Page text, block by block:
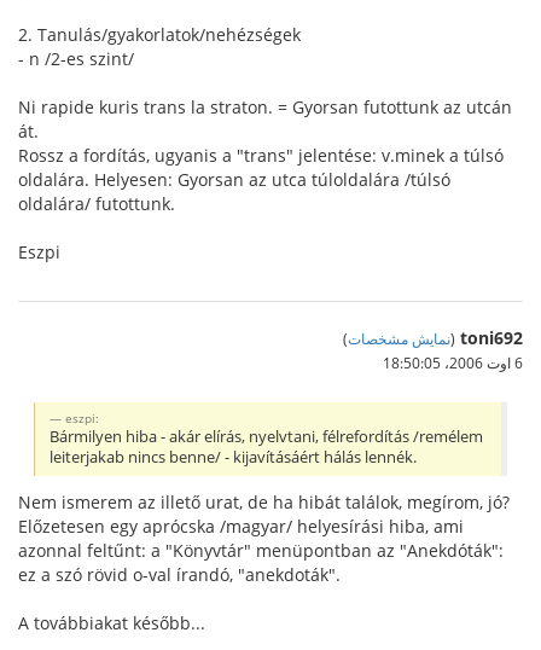
2. Tanulás/gyakorlatok/nehézségek
- n /2-es szint/
Ni rapide kuris trans la straton. = Gyorsan futottunk az utcán
át.
Rossz a fordítás, ugyanis a "trans" jelentése: v.minek a túlsó
oldalára. Helyesen: Gyorsan az utca túloldalára /túlsó
oldalára/ futottunk.
Eszpi
toni692
(نمایش مشخصات)
6 اوت 2006،‏ 18:50:05
eszpi:
Bármilyen hiba - akár elírás, nyelvtani, félrefordítás /remélem
leiterjakab nincs benne/ - kijavításáért hálás lennék.
Nem ismerem az illető urat, de ha hibát találok, megírom, jó?
Előzetesen egy aprócska /magyar/ helyesírási hiba, ami
azonnal feltűnt: a "Könyvtár" menüpontban az "Anekdóták":
ez a szó rövid o-val írandó, "anekdoták".
A továbbiakat később...